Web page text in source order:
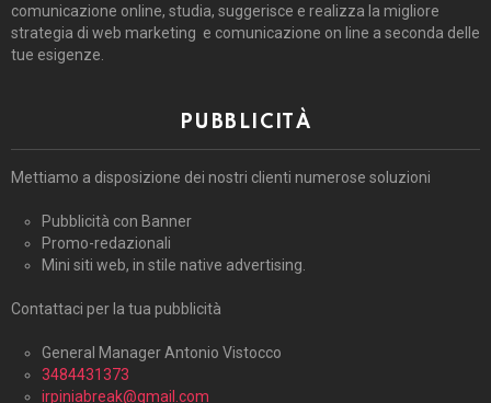
comunicazione online, studia, suggerisce e realizza la migliore
strategia di web marketing e comunicazione on line a seconda delle
tue esigenze.
PUBBLICITÀ
Mettiamo a disposizione dei nostri clienti numerose soluzioni
Pubblicità con Banner
Promo-redazionali
Mini siti web, in stile native advertising.
Contattaci per la tua pubblicità
General Manager Antonio Vistocco
3484431373
irpiniabreak@gmail.com